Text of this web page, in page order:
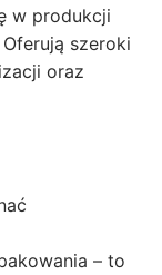
w produkcji
szeroki
oraz
– to